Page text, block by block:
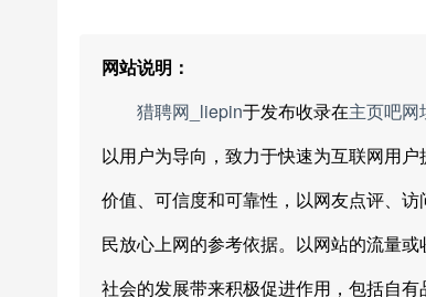
网站说明：
猎聘网_liepin于发布收录在主页吧网
以用户为导向，致力于快速为互联网用
价值、可信度和可靠性，以网友点评、
民放心上网的参考依据。以网站的流量
社会的发展带来积极促进作用，包括自